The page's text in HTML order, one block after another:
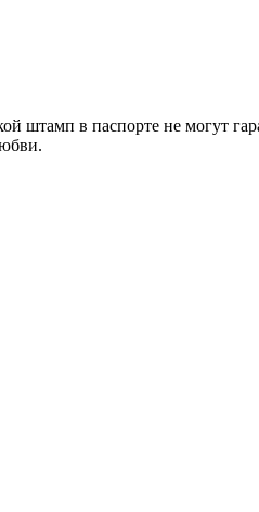
штамп в паспорте не могут